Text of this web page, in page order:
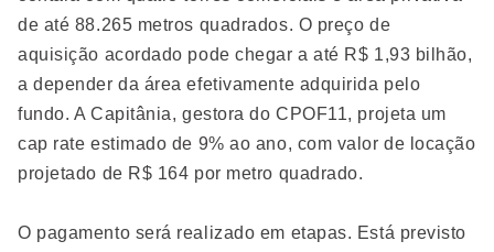
de até 88.265 metros quadrados. O preço de
aquisição acordado pode chegar a até R$ 1,93 bilhão,
a depender da área efetivamente adquirida pelo
fundo. A Capitânia, gestora do CPOF11, projeta um
cap rate estimado de 9% ao ano, com valor de locação
projetado de R$ 164 por metro quadrado.
O pagamento será realizado em etapas. Está previsto